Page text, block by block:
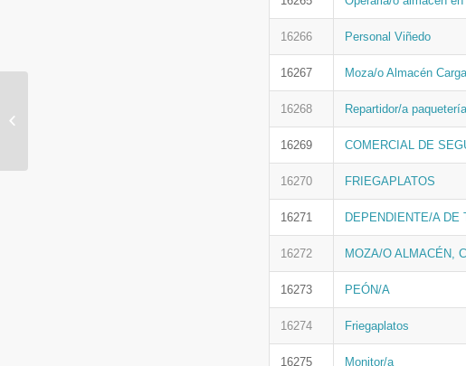
16266 Personal Viñedo
16267 Moza/o Almacén
16268 Repartidor/a paquetería
16269 COMERCIAL DE
16270 FRIEGAPLATOS
16271 DEPENDIENTE/A DE
16272 MOZA/O ALMACÉN,
16273 PEÓN/A
16274 Friegaplatos
16275 Monitor/a